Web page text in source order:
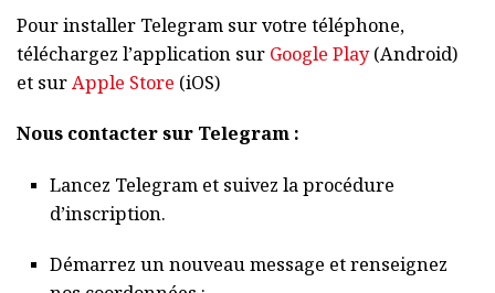
Pour installer Telegram sur votre téléphone,
téléchargez l’application sur Google Play(Android)
et surApple Store (iOS)
Nous contacter sur Telegram :
Lancez Telegram et suivez la procédure
d’inscription.
Démarrez un nouveau message et renseignez